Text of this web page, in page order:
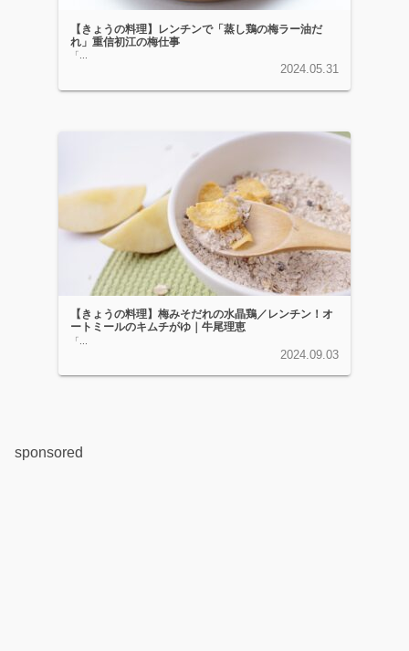
【きょうの料理】レンチンで「蒸し鶏の梅ラー油だ
れ」重信初江の梅仕事
「...
2024.05.31
【きょうの料理】梅みそだれの水晶鶏／レンチン！オ
ートミールのキムチがゆ｜牛尾理恵
「...
2024.09.03
sponsored